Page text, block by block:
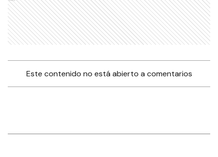
Este contenido no está abierto a comentarios